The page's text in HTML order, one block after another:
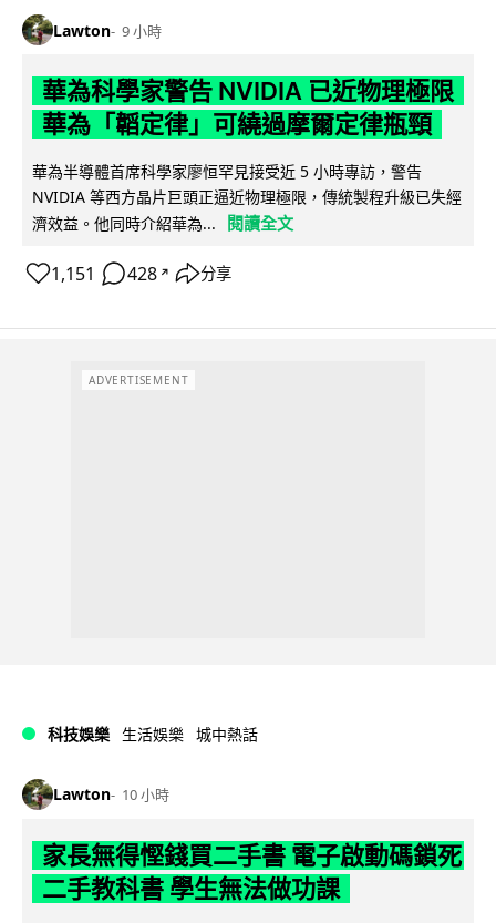
Lawton 9 小時
華為科學家警告 NVIDIA 已近物理極限
華為「韜定律」可繞過摩爾定律瓶頸
華為半導體首席科學家廖恒罕見接受近 5 小時專訪，警告
NVIDIA 等西方晶片巨頭正逼近物理極限，傳統製程升級已失經
濟效益。他同時介紹華為...
閱讀全文
1,151 428 ↗ 分享
ADVERTISEMENT
科技娛樂 生活娛樂 城中熱話
Lawton 10 小時
家長無得慳錢買二手書 電子啟動碼鎖死
二手教科書 學生無法做功課